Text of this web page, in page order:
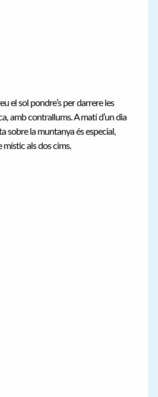
el sol pondre’s per darrere les
amb contrallums. A matí d’un dia
sobre la muntanya és especial,
místic als dos cims.